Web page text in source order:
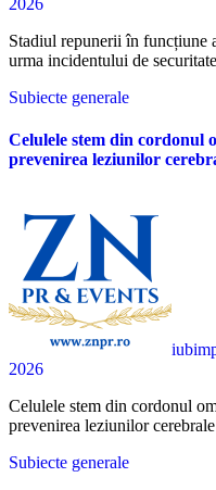
Stadiul repunerii în funcțiune a sistemului informatic e-Terra, în
urma incidentului de
Subiecte generale
Celulele stem din cordonul
prevenirea leziunilor
2026
Celulele stem din cordonul ombilical, testate ca „scut” pentru
prevenirea leziunilor
Subiecte generale